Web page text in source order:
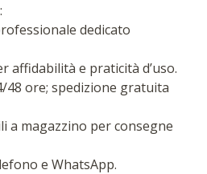
dedicato
affidabilità e praticità d’uso.
48 ore; spedizione gratuita
a magazzino per consegne
e WhatsApp.